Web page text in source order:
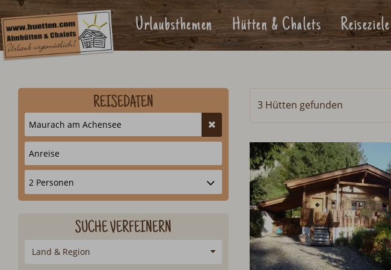
Urlaubsthemen Hütten & Chalets Reiseziele
REISEDATEN
SUCHE VERFEINERN
Land & Region
3 Hütten gefunden